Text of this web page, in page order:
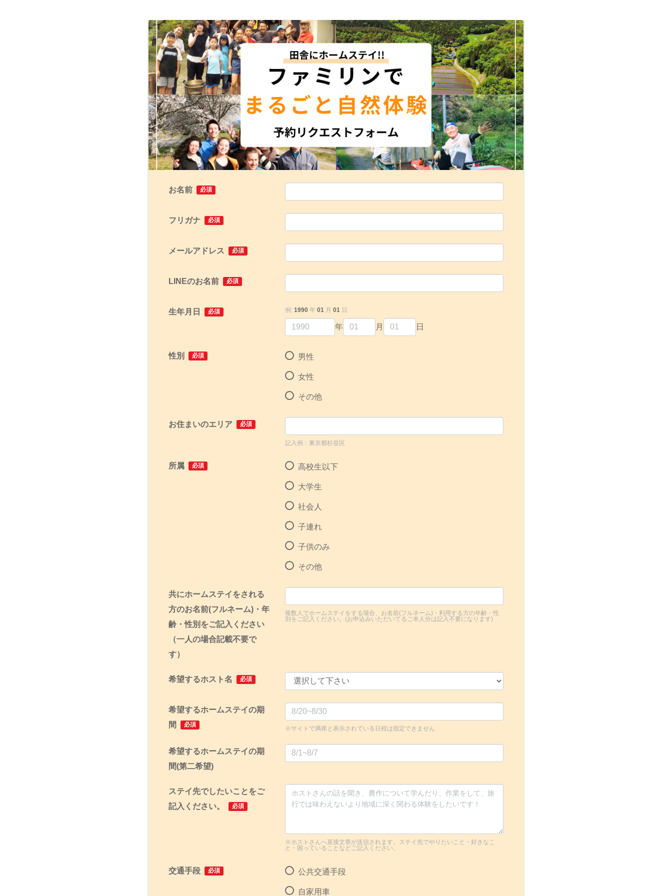
お名前 必須
フリガナ 必須
メールアドレス 必須
LINEのお名前 必須
生年月日 必須 例:1990 年01 月01 日
年 月 日
性別 必須 男性
女性
その他
お住まいのエリア 必須
記入例：東京都杉並区
所属 必須 高校生以下
大学生
社会人
子連れ
子供のみ
その他
共にホームステイをされる
方のお名前(フルネーム)・年
齢・性別をご記入ください
（一人の場合記載不要で
す）
複数人でホームステイをする場合、お名前(フルネーム)・利用する方の年齢・性
別をご記入ください。(お申込みいただいてるご本人分は記入不要になります)
希望するホスト名 必須
希望するホームステイの期
間
必須
※サイトで満席と表示されている日程は指定できません
希望するホームステイの期
間(第二希望)
ステイ先でしたいことをご
記入ください。
必須
※ホストさんへ直接文章が送信されます。ステイ先でやりたいこと・好きなこ
と・困っていることなどご記入ください。
交通手段 必須 公共交通手段
自家用車